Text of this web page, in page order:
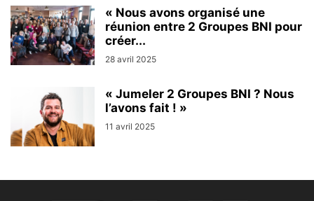
« Nous avons organisé une
réunion entre 2 Groupes BNI pour
créer...
28 avril 2025
« Jumeler 2 Groupes BNI ? Nous
l’avons fait ! »
11 avril 2025